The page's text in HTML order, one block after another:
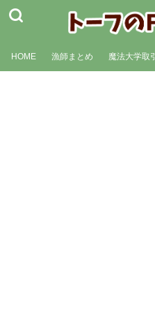
HOME 漁師まとめ 魔法大学取引